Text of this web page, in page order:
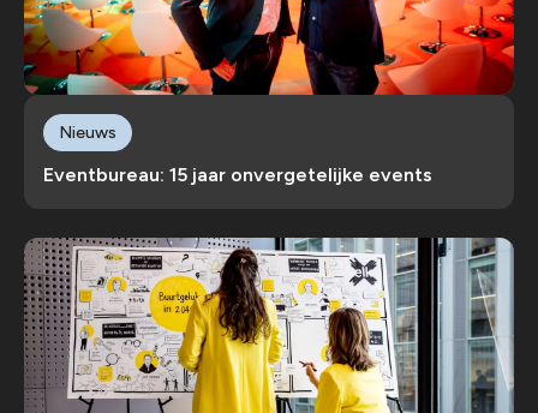
Eventbureau: 15 jaar onvergetelijke events
Nieuws